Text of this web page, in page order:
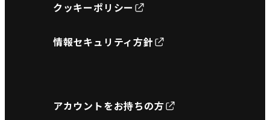
クッキーポリシー
情報セキュリティ方針
アカウントをお持ちの方